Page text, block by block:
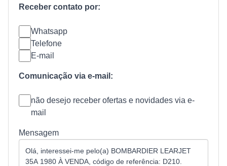
Receber contato por:
Whatsapp
Telefone
E-mail
Comunicação via e-mail:
não desejo receber ofertas e novidades via e-
mail
Mensagem